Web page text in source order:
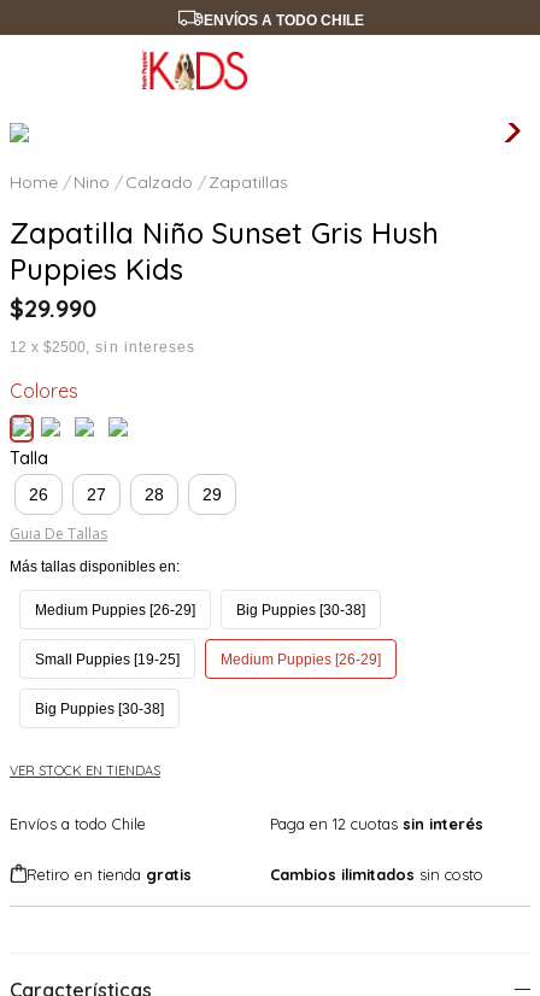
ENVÍOS A TODO CHILE
Nino Calzado Zapatillas
Zapatilla Niño Sunset Gris Hush
Puppies Kids
$29.990
12 x $2500 sin intereses
Colores
Talla
26 27 28 29
Guia De Tallas
Más tallas disponibles en:
Medium Puppies [26-29] Big Puppies [30-38]
Small Puppies [19-25] Medium Puppies [26-29]
Big Puppies [30-38]
VER STOCK EN TIENDAS
Envíos a todo Chile Paga en 12 cuotas sin interés
Retiro en tienda gratis Cambios ilimitados sin costo
Características